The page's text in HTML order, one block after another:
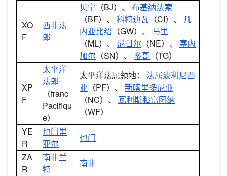
XO
F
西非法
郎
贝宁 （BJ）、
布基纳法索
（BF）、
科特迪瓦 （CI）、
几
内亚比绍 （GW）、
马里
（ML）、
尼日尔 （NE）、
塞内
加尔 （SN）、 多哥 （TG）
XP
F
太平洋
法郎
（franc
Pacifiqu
e）
太平洋法属领地：
法属波利尼西
亚 （PF）、
新喀里多尼亚
（NC）、
瓦利斯和富图纳
（WF）
YE
R
也门里
亚尔
也门
ZA
R
南非兰
特
南非